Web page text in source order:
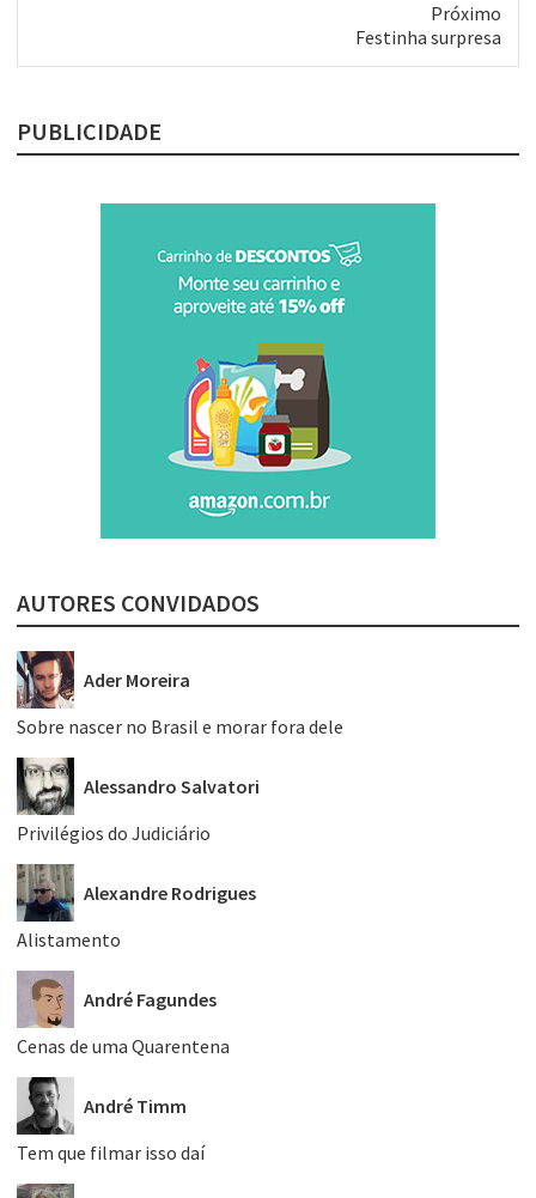
Próximo
post:
Festinha surpresa
PUBLICIDADE
AUTORES CONVIDADOS
Ader Moreira
Sobre nascer no Brasil e morar fora dele
Alessandro Salvatori
Privilégios do Judiciário
Alexandre Rodrigues
Alistamento
André Fagundes
Cenas de uma Quarentena
André Timm
Tem que filmar isso daí